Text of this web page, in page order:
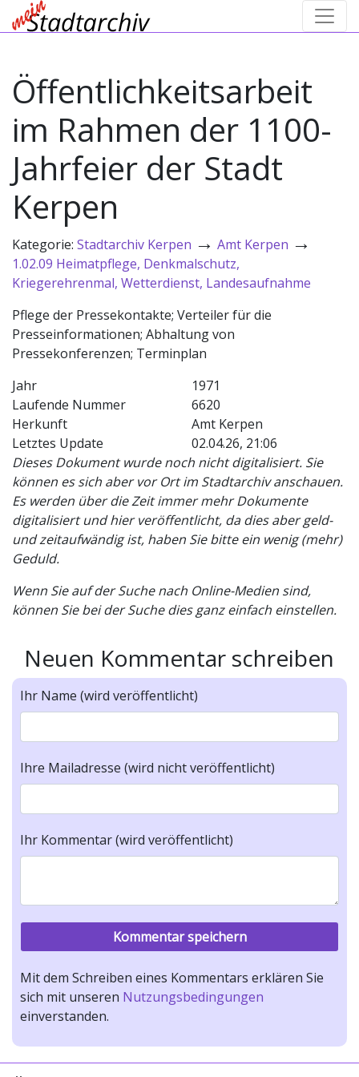
Öffentlichkeitsarbeit
im Rahmen der 1100-
Jahrfeier der Stadt
Kerpen
Kategorie: Stadtarchiv Kerpen → Amt Kerpen →
1.02.09 Heimatpflege, Denkmalschutz,
Kriegerehrenmal, Wetterdienst, Landesaufnahme
Pflege der Pressekontakte; Verteiler für die
Presseinformationen; Abhaltung von
Pressekonferenzen; Terminplan
Jahr
1971
Laufende Nummer
6620
Herkunft
Amt Kerpen
Letztes Update
02.04.26, 21:06
Dieses Dokument wurde noch nicht digitalisiert. Sie
können es sich aber vor Ort im Stadtarchiv anschauen.
Es werden über die Zeit immer mehr Dokumente
digitalisiert und hier veröffentlicht, da dies aber geld-
und zeitaufwändig ist, haben Sie bitte ein wenig (mehr)
Geduld.
Wenn Sie auf der Suche nach Online-Medien sind,
können Sie bei der Suche dies ganz einfach einstellen.
Neuen Kommentar schreiben
Ihr Name (wird veröffentlicht)
Ihre Mailadresse (wird nicht veröffentlicht)
Ihr Kommentar (wird veröffentlicht)
Mit dem Schreiben eines Kommentars erklären Sie
sich mit unseren Nutzungsbedingungen
einverstanden.